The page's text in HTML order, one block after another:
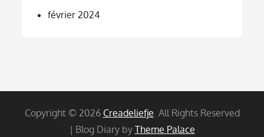
février 2024
Copyright © 2026 Creadeliefje . All Rights Reserved
| Blog Diary by Theme Palace